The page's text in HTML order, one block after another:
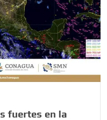
fuertes en la